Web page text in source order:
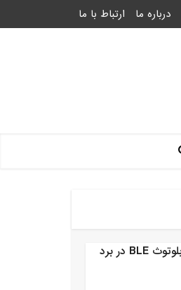
درباره ما ارتباط با ما
شروع کار با بلوتوث BLE در برد